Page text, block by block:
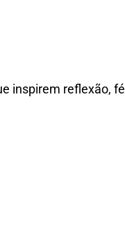
inspirem reflexão, fé